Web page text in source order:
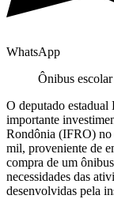
WhatsApp
Ônibus
O deputado
importante
Rondônia (IFRO) no
mil, proveniente de
compra de um
necessidades das
desenvolvidas pela